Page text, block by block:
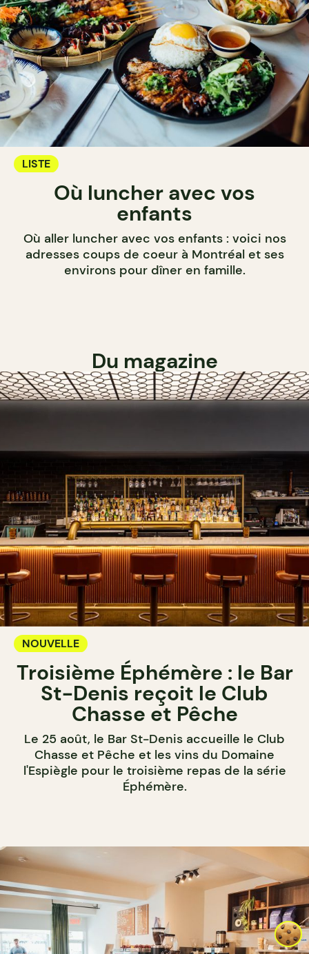
LISTE
Où luncher avec vos
enfants
Où aller luncher avec vos enfants : voici nos
adresses coups de coeur à Montréal et ses
environs pour dîner en famille.
Du magazine
NOUVELLE
Troisième Éphémère : le Bar
St-Denis reçoit le Club
Chasse et Pêche
Le 25 août, le Bar St-Denis accueille le Club
Chasse et Pêche et les vins du Domaine
l'Espiègle pour le troisième repas de la série
Éphémère.